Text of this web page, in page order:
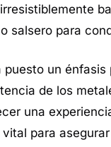
salsero para
puesto un
de los
una
para